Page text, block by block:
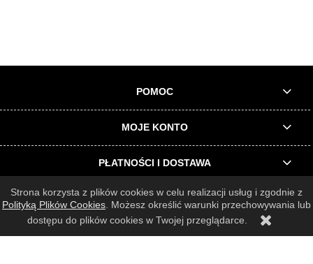
Strona korzysta z plików cookies w celu realizacji usług i zgodnie z
Polityką Plików Cookies . Możesz określić warunki przechowywania lub
dostępu do plików cookies w Twojej przeglądarce.
POMOC
MOJE KONTO
PŁATNOŚCI I DOSTAWA
INFORMACJE O SKLEPIE